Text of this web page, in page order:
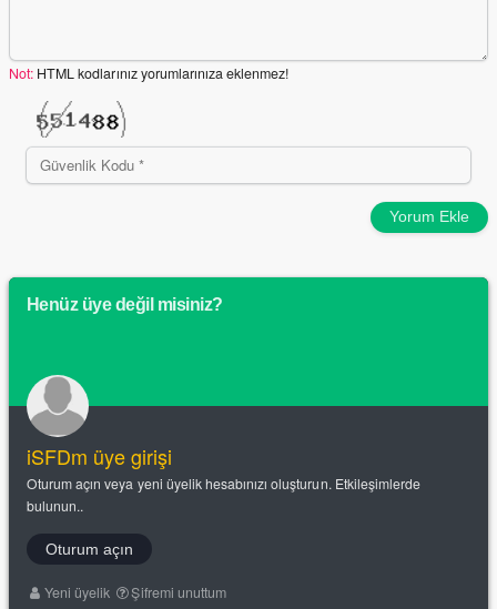
Not: HTML kodlarınız yorumlarınıza eklenmez!
Yorum Ekle
Henüz üye değil misiniz?
iSFDm üye girişi
Oturum açın veya yeni üyelik hesabınızı oluşturun. Etkileşimlerde
bulunun..
Oturum açın
Yeni üyelik Şifremi unuttum